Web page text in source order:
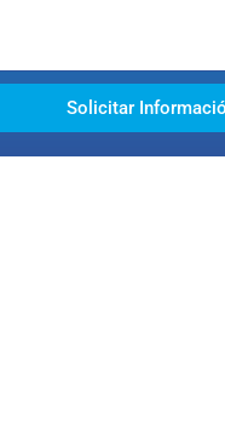
Solicitar